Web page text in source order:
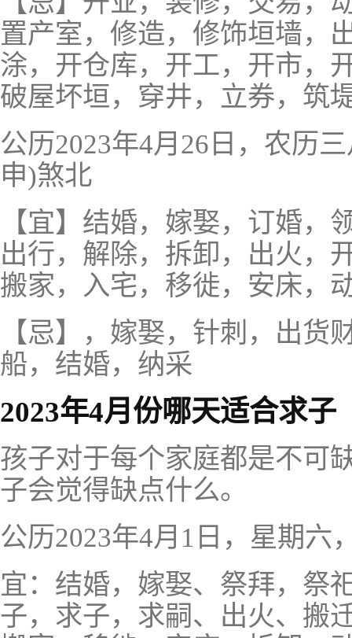
置产室，修造，修饰垣墙，
涂，开仓库，开工，开市，
破屋坏垣，穿井，立券，筑
公历2023年4月26日，农历
申)煞北
【宜】结婚，嫁娶，订婚，
出行，解除，拆卸，出火，
搬家，入宅，移徙，安床，
【忌】，嫁娶，针刺，出货
船，结婚，纳采
2023年4月份哪天适合求子
孩子对于每个家庭都是不可
子会觉得缺点什么。
公历2023年4月1日，星期六
宜：结婚，嫁娶、祭拜，祭
子，求子，求嗣、出火、搬